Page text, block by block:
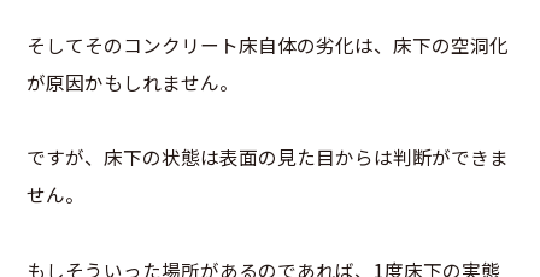
そしてそのコンクリート床自体の劣化は、床下の空洞化
が原因かもしれません。
ですが、床下の状態は表面の見た目からは判断ができま
せん。
もしそういった場所があるのであれば、1度床下の実態